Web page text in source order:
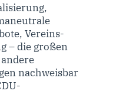
Vereins-
– die großen
nachweisbar